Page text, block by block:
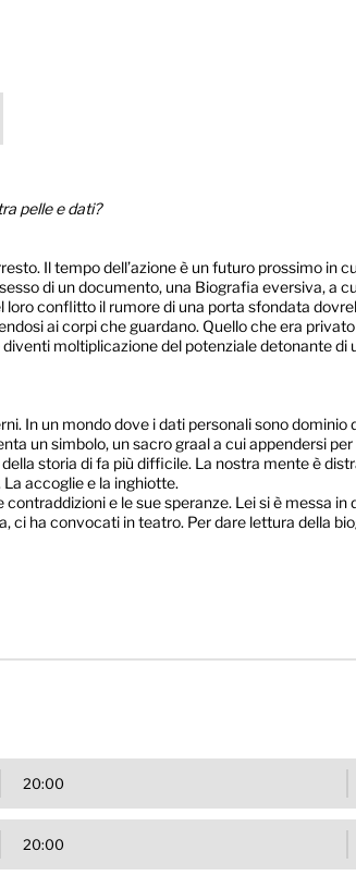
pelle e dati?
Il tempo dell’azione è un futuro prossimo in
di un documento, una Biografia eversiva, a
conflitto il rumore di una porta sfondata
ai corpi che guardano. Quello che era
moltiplicazione del potenziale detonante di
In un mondo dove i dati personali sono dominio
un simbolo, un sacro graal a cui appendersi
storia di fa più difficile. La nostra mente è
accoglie e la inghiotte.
e le sue speranze. Lei si è messa in
ci ha convocati in teatro. Per dare lettura della
20:00
20:00